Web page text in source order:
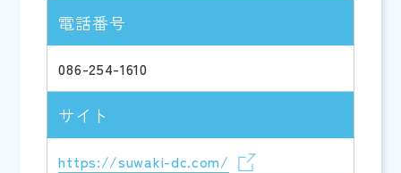
電話番号
086-254-1610
サイト
https://suwaki-dc.com/